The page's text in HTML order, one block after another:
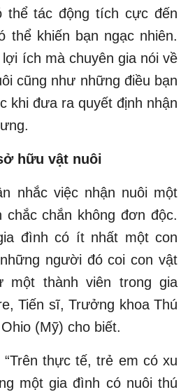
thể tác động tích cực đến
thể khiến bạn ngạc nhiên.
ích mà chuyên gia nói về
cũng như những điều bạn
khi đưa ra quyết định nhận
hữu vật nuôi
nhắc việc nhận nuôi một
chắn không đơn độc.
đình có ít nhất một con
người đó coi con vật
một thành viên trong gia
Tiến sĩ, Trưởng khoa Thú
(Mỹ) cho biết.
thực tế, trẻ em có xu
một gia đình có nuôi thú